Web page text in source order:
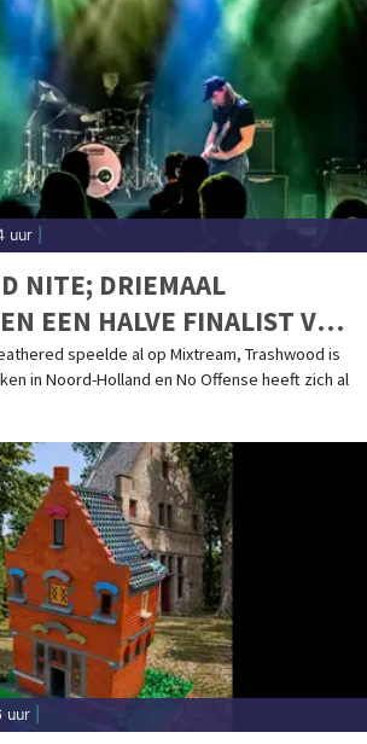
uur
NITE; DRIEMAAL
EEN HALVE FINALIST VAN
speelde al op Mixtream, Trashwood is
in Noord-Holland en No Offense heeft zich al
uur